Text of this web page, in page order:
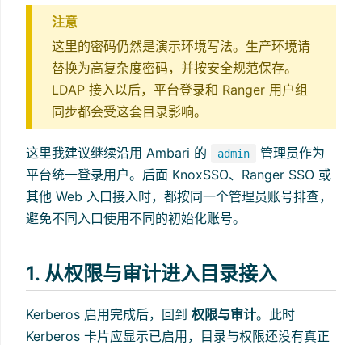
注意
这里的密码仍然是演示环境写法。生产环境请
替换为高复杂度密码，并按安全规范保存。
LDAP 接入以后，平台登录和 Ranger 用户组
同步都会受这套目录影响。
这里我建议继续沿用 Ambari 的 admin
管理员作为
平台统一登录用户。后面 KnoxSSO、Ranger SSO 或
其他 Web 入口接入时，都按同一个管理员账号排查，
避免不同入口使用不同的初始化账号。
1. 从权限与审计进入目录接入
Kerberos 启用完成后，回到 权限与审计。此时
Kerberos 卡片应显示已启用，目录与权限还没有真正